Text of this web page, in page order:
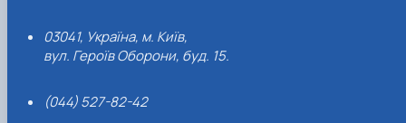
03041, Україна, м. Київ,
вул. Героїв Оборони, буд. 15.
(044) 527-82-42